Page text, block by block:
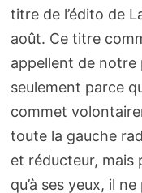
titre de l’édito de
août. Ce titre
appellent de notre
seulement parce
commet
toute la gauche
et réducteur, mais
qu’à ses yeux, il